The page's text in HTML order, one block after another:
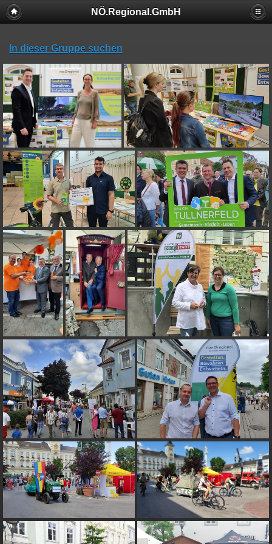
NÖ.Regional.GmbH
In dieser Gruppe suchen